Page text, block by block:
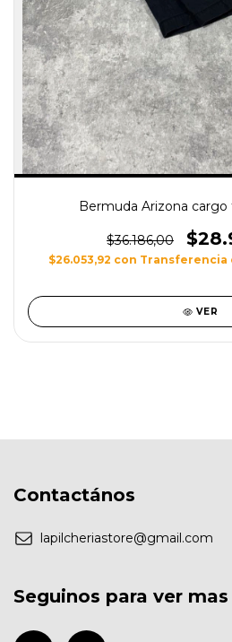
Bermuda Arizona cargo
$36.186,00
$26.053,92 con Transferencia
VER
Contactános
lapilcheriastore@gmail.com
Seguinos para ver mas